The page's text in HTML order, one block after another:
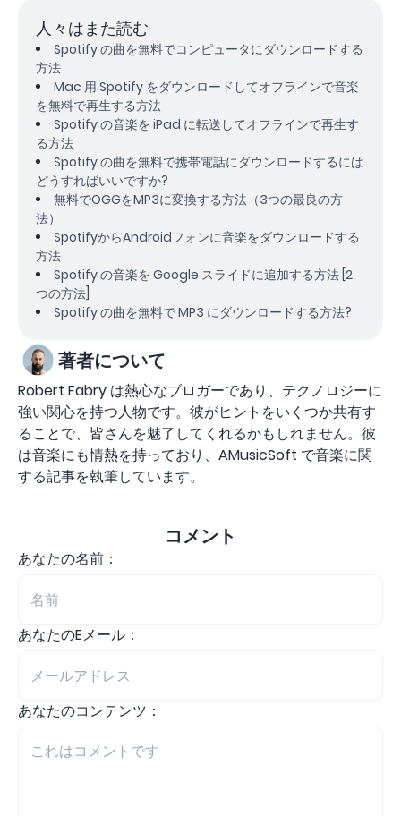
人々はまた読む
Spotify の曲を無料でコンピュータにダウンロードする
方法
Mac 用 Spotify をダウンロードしてオフラインで音楽
を無料で再生する方法
Spotify の音楽を iPad に転送してオフラインで再生す
る方法
Spotify の曲を無料で携帯電話にダウンロードするには
どうすればいいですか?
無料でOGGをMP3に変換する方法（3つの最良の方
法）
SpotifyからAndroidフォンに音楽をダウンロードする
方法
Spotify の音楽を Google スライドに追加する方法 [2
つの方法]
Spotify の曲を無料で MP3 にダウンロードする方法?
著者について
Robert Fabry は熱心なブロガーであり、テクノロジーに
強い関心を持つ人物です。彼がヒントをいくつか共有す
ることで、皆さんを魅了してくれるかもしれません。彼
は音楽にも情熱を持っており、AMusicSoft で音楽に関
する記事を執筆しています。
コメント
あなたの名前：
あなたのEメール：
あなたのコンテンツ：